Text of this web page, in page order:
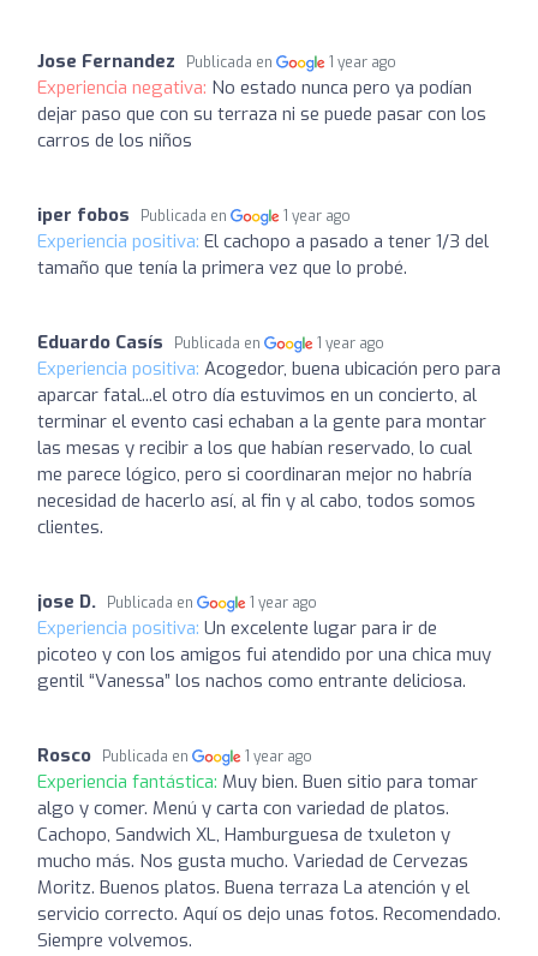
Jose Fernandez Publicada en 1 year ago
Experiencia negativa: No estado nunca pero ya podían
dejar paso que con su terraza ni se puede pasar con los
carros de los niños
iper fobos Publicada en 1 year ago
Experiencia positiva: El cachopo a pasado a tener 1/3 del
tamaño que tenía la primera vez que lo probé.
Eduardo Casís Publicada en 1 year ago
Experiencia positiva: Acogedor, buena ubicación pero para
aparcar fatal...el otro día estuvimos en un concierto, al
terminar el evento casi echaban a la gente para montar
las mesas y recibir a los que habían reservado, lo cual
me parece lógico, pero si coordinaran mejor no habría
necesidad de hacerlo así, al fin y al cabo, todos somos
clientes.
jose D. Publicada en 1 year ago
Experiencia positiva: Un excelente lugar para ir de
picoteo y con los amigos fui atendido por una chica muy
gentil “Vanessa” los nachos como entrante deliciosa.
Rosco Publicada en 1 year ago
Experiencia fantástica: Muy bien. Buen sitio para tomar
algo y comer. Menú y carta con variedad de platos.
Cachopo, Sandwich XL, Hamburguesa de txuleton y
mucho más. Nos gusta mucho. Variedad de Cervezas
Moritz. Buenos platos. Buena terraza La atención y el
servicio correcto. Aquí os dejo unas fotos. Recomendado.
Siempre volvemos.